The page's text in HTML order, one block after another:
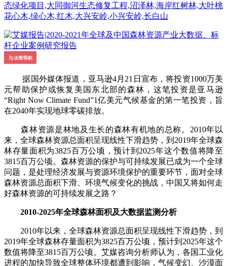
态绿化项目,大同御河生态修复工程,沼泽林,海岸红树林,大叶桃
花心木,绿心木,红木,大兴安岭,小兴安岭,长白山
据国外媒体报道，亚马逊4月21日宣布，将投资1000万美
元帮助保护或恢复美国东北部的森林，这笔投资是亚马逊
“Right Now Climate Fund”1亿美元气候基金的第一笔投资，旨
在2040年实现地球零碳排放。
森林资源是林地及生长的森林有机地的总称。2010年以
来，全球森林资源总面积呈现线性下滑趋势，到2019年全球森
林存量面积为3825百万公顷，预计到2025年这个数值将降至
3815百万公顷。森林资源的保护与可持续发展已成为一个全球
问题，是处理经济发展与资源环境保护的重要环节，面对全球
森林资源总面积下滑、环境气候变化的挑战，中国又将如何走
好森林资源的可持续发展之路？
2010-2025年全球森林面积及大数据监测分析
2010年以来，全球森林资源总面积呈现线性下滑趋势，到
2019年全球森林存量面积为3825百万公顷，预计到2025年这个
数值将降至3815百万公顷。艾媒咨询分析师认为，各国工业化
进程的加快导致全球整体环境都遭到影响，气候变幻、沙漠面